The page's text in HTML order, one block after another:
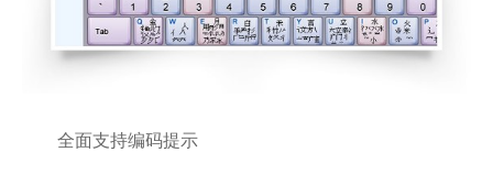
全面支持编码提示